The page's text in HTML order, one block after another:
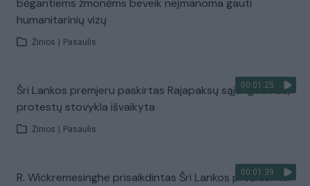
bėgantiems žmonėms beveik neįmanoma gauti
humanitarinių vizų
Žinios Pasaulis
00:01:25
Šri Lankos premjeru paskirtas Rajapaksų sąjungininkas,
protestų stovykla išvaikyta
Žinios Pasaulis
00:01:39
R. Wickremesinghe prisaikdintas Šri Lankos prezidentu: